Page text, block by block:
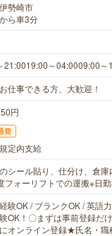
勢崎市
ら車3分
21:0019:00～04:0009:00～
仕事できる方、大歓迎！
円
費
定内支給
シール貼り、仕分け、倉
フォーリフトでの運搬※日
験OK / ブランクOK / 英語
OK！〇まずは事前登録だ
オンライン登録★氏名・